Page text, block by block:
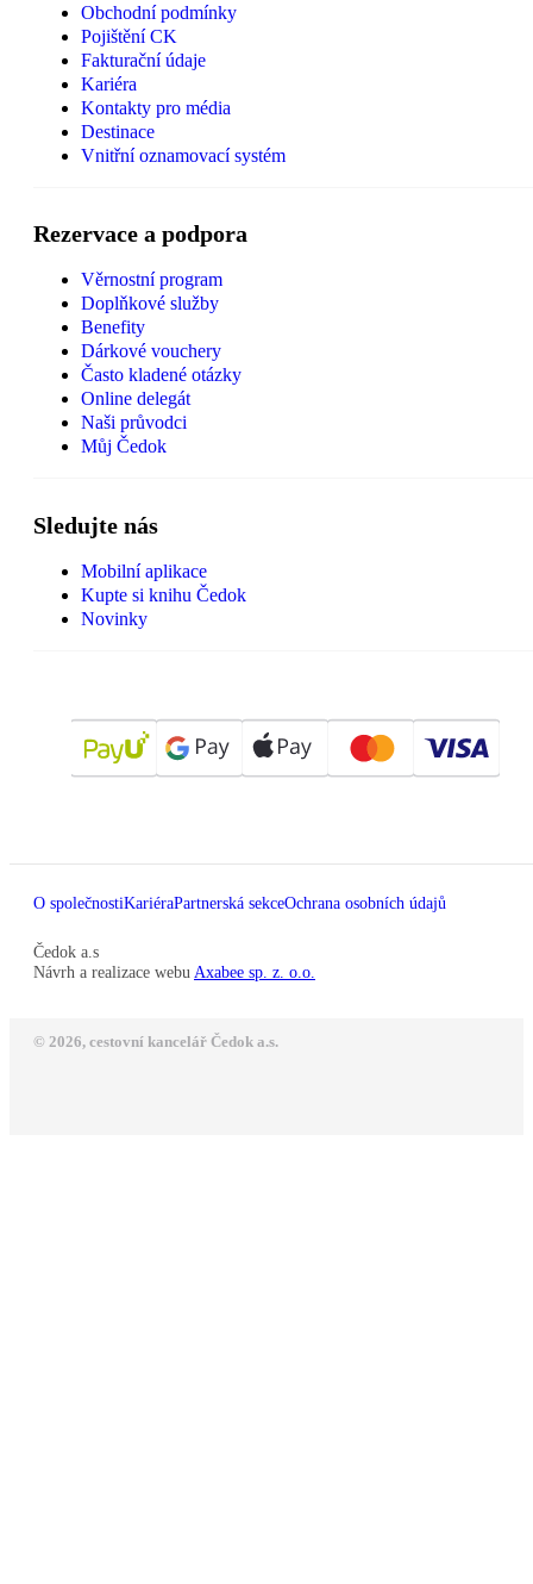
Obchodní podmínky
Pojištění CK
Fakturační údaje
Kariéra
Kontakty pro média
Destinace
Vnitřní oznamovací systém
Rezervace a podpora
Věrnostní program
Doplňkové služby
Benefity
Dárkové vouchery
Často kladené otázky
Online delegát
Naši průvodci
Můj Čedok
Sledujte nás
Mobilní aplikace
Kupte si knihu Čedok
Novinky
O společnostiKariéraPartnerská sekceOchrana osobních údajů
Čedok a.s
Návrh a realizace webu Axabee sp. z. o.o.
© 2026, cestovní kancelář Čedok a.s.